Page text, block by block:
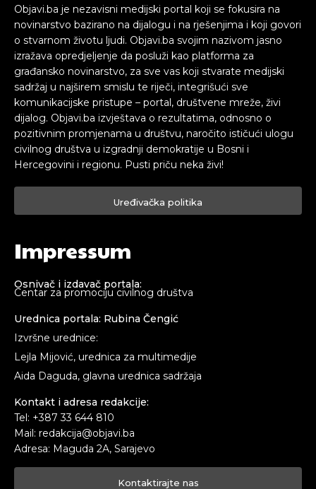
Objavi.ba je nezavisni medijski portal koji se fokusira na
novinarstvo bazirano na dijalogu i na rješenjima i koji govori
o stvarnom životu ljudi. Objavi.ba svojim nazivom jasno
izražava opredjeljenje da posluži kao platforma za
građansko novinarstvo, za sve vas koji stvarate medijski
sadržaj u najširem smislu te riječi, integrišući sve
komunikacijske pristupe – portal, društvene mreže, živi
dijalog. Objavi.ba izvještava o rezultatima, odnosno o
pozitivnim promjenama u društvu, naročito ističući ulogu
civilnog društva u izgradnji demokratije u Bosni i
Hercegovini i regionu. Pusti priču neka živi!
Uređivačka politika
Impressum
Osnivač i izdavač portala:
Centar za promociju civilnog društva
Urednica portala: Rubina Čengić
Izvršne urednice:
Lejla Mijović, urednica za multimedije
Aida Daguda, glavna urednica sadržaja
Kontakt i adresa redakcije:
Tel: +387 33 644 810
Mail: redakcija@objavi.ba
Adresa: Maguda 2A, Sarajevo
Kontaktirajte nas